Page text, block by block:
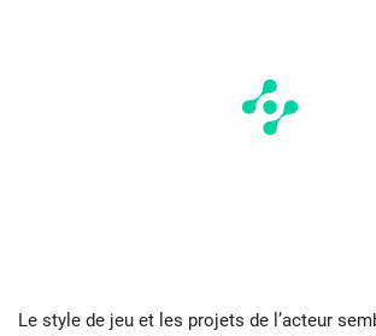
Le style de jeu et les projets de l’acteur